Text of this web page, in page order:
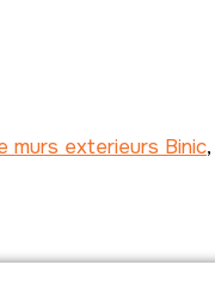
murs exterieurs Binic,